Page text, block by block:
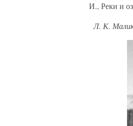
И., Реки и
Л. К.